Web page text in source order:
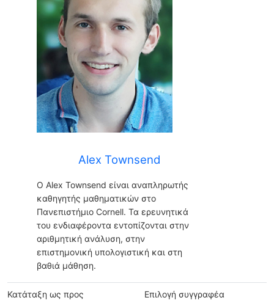
Alex Townsend
Ο Alex Townsend είναι αναπληρωτής
καθηγητής μαθηματικών στο
Πανεπιστήμιο Cornell. Τα ερευνητικά
του ενδιαφέροντα εντοπίζονται στην
αριθμητική ανάλυση, στην
επιστημονική υπολογιστική και στη
βαθιά μάθηση.
Κατάταξη ως προς Επιλογή συγγραφέα